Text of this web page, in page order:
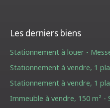
Les derniers biens
Stationnement à louer -
Stationnement à vendre, 1
Stationnement à vendre, 1
Immeuble à vendre, 150 m² -